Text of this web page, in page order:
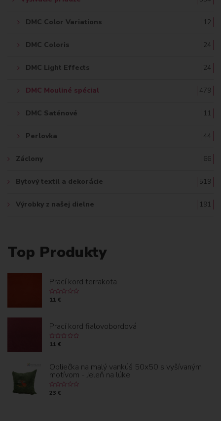
DMC Color Variations 12
DMC Coloris 24
DMC Light Effects 24
DMC Mouliné spécial 479
DMC Saténové 11
Perlovka 44
Záclony 66
Bytový textil a dekorácie 519
Výrobky z našej dielne 191
Top Produkty
Prací kord terrakota
11 €
Prací kord fialovobordová
11 €
Obliečka na malý vankúš 50x50 s vyšívaným
motívom - Jeleň na lúke
23 €